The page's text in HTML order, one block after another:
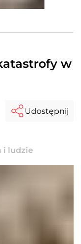
w
i ludzie
Udostępnij